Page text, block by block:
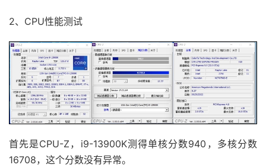
2、CPU性能测试
首先是CPU-Z，i9-13900K测得单核分数940，多核分数
16708，这个分数没有异常。